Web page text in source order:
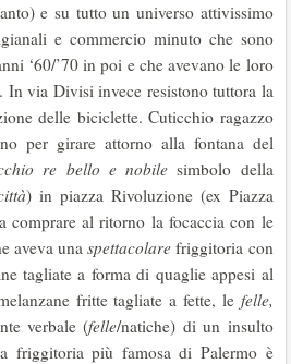
e su tutto un universo attivissimo
e commercio minuto che sono
‘60/’70 in poi e che avevano le loro
In via Divisi invece resistono tuttora la
delle biciclette. Cuticchio ragazzo
per girare attorno alla fontana del
re bello e nobile simbolo della
) in piazza Rivoluzione (ex Piazza
comprare al ritorno la focaccia con le
aveva una spettacolarefriggitoria con
tagliate a forma di quaglie appesi al
fritte tagliate a fette, le felle,
verbale (felle/natiche) di un insulto
friggitoria più famosa di Palermo è